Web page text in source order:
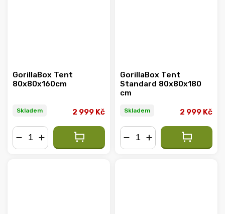
GorillaBox Tent
80x80x160cm
Skladem 2 999 Kč
GorillaBox Tent
Standard 80x80x180
cm
Skladem 2 999 Kč